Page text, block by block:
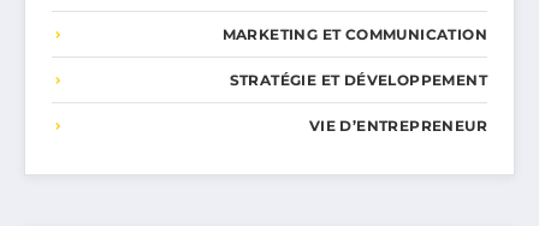
MARKETING ET COMMUNICATION
STRATÉGIE ET DÉVELOPPEMENT
VIE D’ENTREPRENEUR